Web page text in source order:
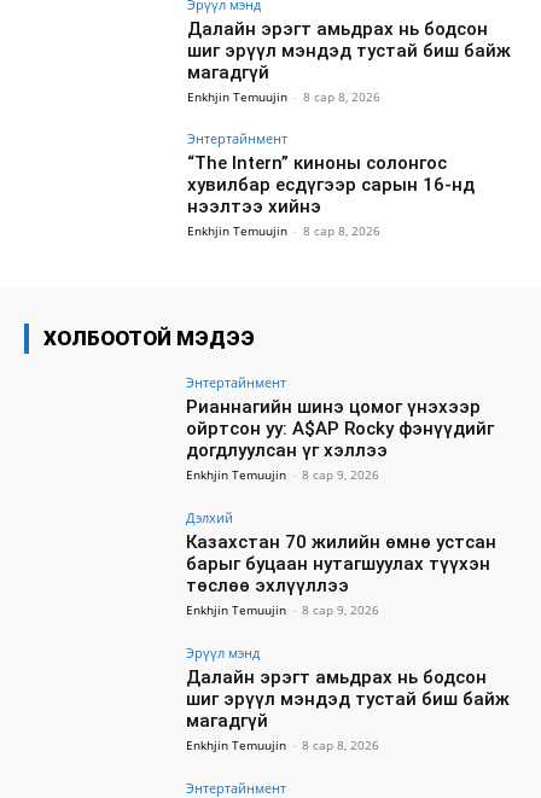
Эрүүл мэнд
Далайн эрэгт амьдрах нь бодсон
шиг эрүүл мэндэд тустай биш байж
магадгүй
Enkhjin Temuujin - 8 сар 8, 2026
Энтертайнмент
“The Intern” киноны солонгос
хувилбар есдүгээр сарын 16-нд
нээлтээ хийнэ
Enkhjin Temuujin - 8 сар 8, 2026
ХОЛБООТОЙ МЭДЭЭ
Энтертайнмент
Рианнагийн шинэ цомог үнэхээр
ойртсон уу: A$AP Rocky фэнүүдийг
догдлуулсан үг хэллээ
Enkhjin Temuujin - 8 сар 9, 2026
Дэлхий
Казахстан 70 жилийн өмнө устсан
барыг буцаан нутагшуулах түүхэн
төслөө эхлүүллээ
Enkhjin Temuujin - 8 сар 9, 2026
Эрүүл мэнд
Далайн эрэгт амьдрах нь бодсон
шиг эрүүл мэндэд тустай биш байж
магадгүй
Enkhjin Temuujin - 8 сар 8, 2026
Энтертайнмент